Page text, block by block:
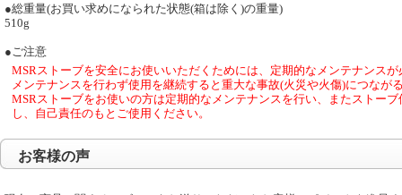
●総重量(お買い求めになられた状態(箱は除く)の重量)
510g
●ご注意
MSRストーブを安全にお使いいただくためには、定期的なメンテナンスが
メンテナンスを行わず使用を継続すると重大な事故(火災や火傷)につなが
MSRストーブをお使いの方は定期的なメンテナンスを行い、またストー
し、自己責任のもとご使用ください。
お客様の声